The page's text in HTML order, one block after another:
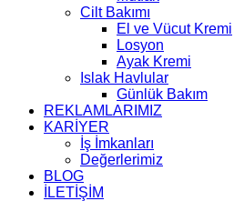
Cilt Bakımı
El ve Vücut Kremi
Losyon
Ayak Kremi
Islak Havlular
Günlük Bakım
REKLAMLARIMIZ
KARİYER
İş İmkanları
Değerlerimiz
BLOG
İLETİŞİM